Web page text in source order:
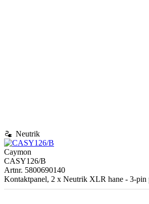
electrical_services Neutrik
Caymon
CASY126/B
Artnr. 5800690140
Kontaktpanel, 2 x Neutrik XLR hane - 3-pin